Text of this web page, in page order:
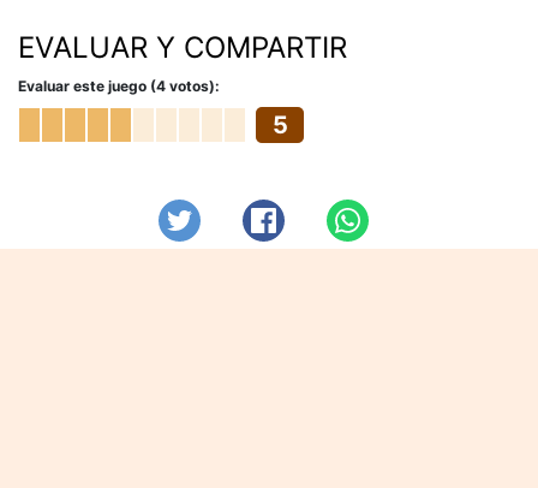
EVALUAR Y COMPARTIR
Evaluar este juego (4 votos):
5